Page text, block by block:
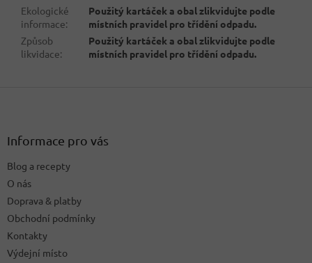
Ekologické
informace:
Použitý kartáček a obal zlikvidujte podle
místních pravidel pro třídění odpadu.
Způsob
likvidace:
Použitý kartáček a obal zlikvidujte podle
místních pravidel pro třídění odpadu.
Informace pro vás
Blog a recepty
O nás
Doprava & platby
Obchodní podmínky
Kontakty
Výdejní místo